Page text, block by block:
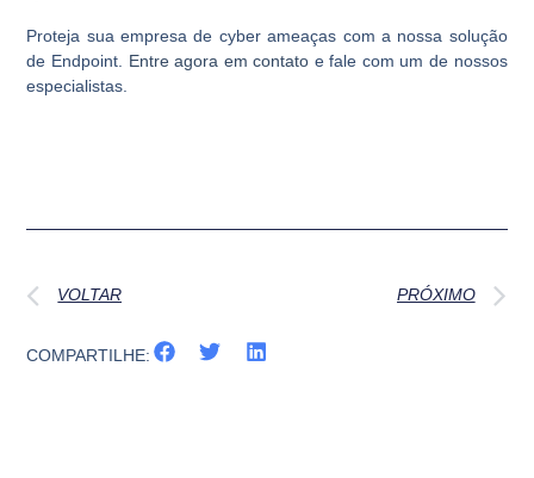
Proteja sua empresa de cyber ameaças com a nossa solução
de Endpoint. Entre agora em contato e fale com um de nossos
especialistas.
VOLTAR PRÓXIMO
COMPARTILHE: